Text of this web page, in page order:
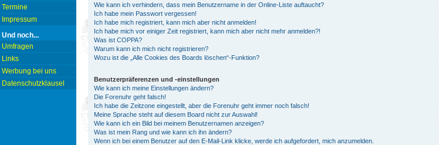
Termine
Impressum
Und noch...
Umfragen
Links
Werbung bei uns
Datenschutzklausel
Wie kann ich verhindern, dass mein Benutzername in der Online-Liste auftaucht?
Ich habe mein Passwort vergessen!
Ich habe mich registriert, kann mich aber nicht anmelden!
Ich habe mich vor einiger Zeit registriert, kann mich aber nicht mehr anmelden?!
Was ist COPPA?
Warum kann ich mich nicht registrieren?
Wozu ist die „Alle Cookies des Boards löschen“-Funktion?
Benutzerpräferenzen und -einstellungen
Wie kann ich meine Einstellungen ändern?
Die Forenuhr geht falsch!
Ich habe die Zeitzone eingestellt, aber die Forenuhr geht immer noch falsch!
Meine Sprache steht auf diesem Board nicht zur Auswahl!
Wie kann ich ein Bild bei meinem Benutzernamen anzeigen?
Was ist mein Rang und wie kann ich ihn ändern?
Wenn ich bei einem Benutzer auf den E-Mail-Link klicke, werde ich aufgefordert, mich anzumelden.